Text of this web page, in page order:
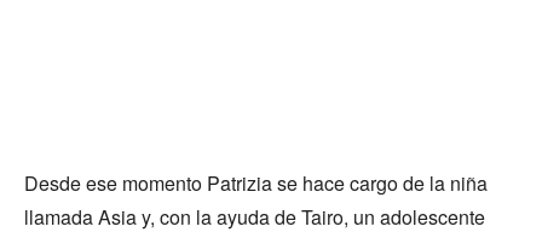
Desde ese momento Patrizia se hace cargo de la niña
llamada Asia y, con la ayuda de Tairo, un adolescente